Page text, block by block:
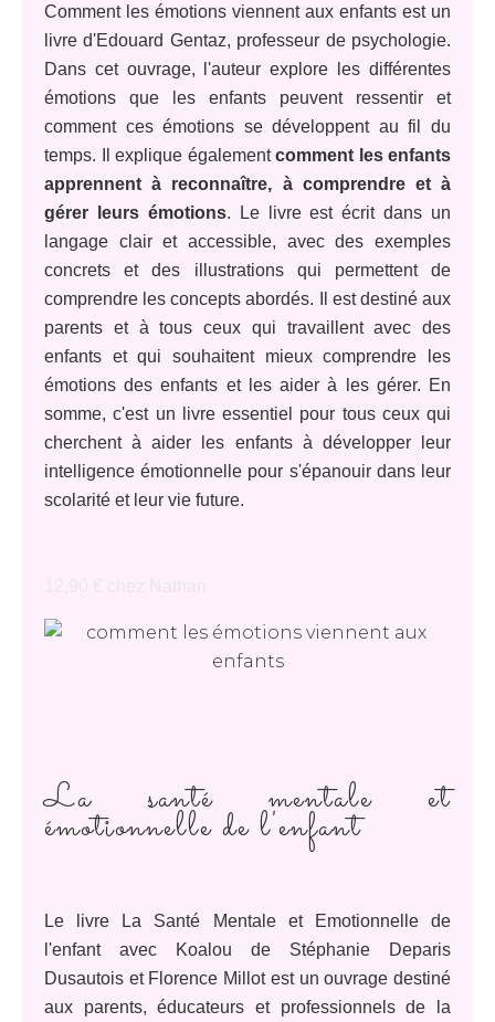
Comment les émotions viennent aux enfants est un
livre d'Edouard Gentaz, professeur de psychologie.
Dans cet ouvrage, l'auteur explore les différentes
émotions que les enfants peuvent ressentir et
comment ces émotions se développent au fil du
temps. Il explique égalementcomment les enfants
apprennent à reconnaître, à comprendre et à
gérer leurs émotions. Le livre est écrit dans un
langage clair et accessible, avec des exemples
concrets et des illustrations qui permettent de
comprendre les concepts abordés. Il est destiné aux
parents et à tous ceux qui travaillent avec des
enfants et qui souhaitent mieux comprendre les
émotions des enfants et les aider à les gérer. En
somme, c'est un livre essentiel pour tous ceux qui
cherchent à aider les enfants à développer leur
intelligence émotionnelle pour s'épanouir dans leur
scolarité et leur vie future.
La santé mentale et
émotionnelle de l'enfant
Le livre La Santé Mentale et Emotionnelle de
l'enfant avec Koalou de Stéphanie Deparis
Dusautois et Florence Millot est un ouvrage destiné
aux parents, éducateurs et professionnels de la